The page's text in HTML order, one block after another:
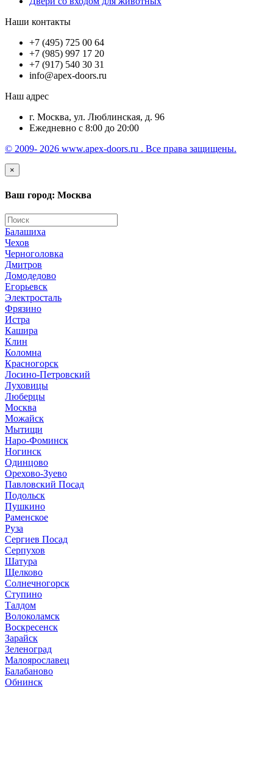
Наши контакты
+7 (495) 725 00 64
+7 (985) 997 17 20
+7 (917) 540 30 31
info@apex-doors.ru
Наш адрес
г. Москва, ул. Люблинская, д. 96
Ежедневно с 8:00 до 20:00
© 2009- 2026 www.apex-doors.ru . Все права защищены.
×
Ваш город: Москва
Балашиха
Чехов
Черноголовка
Дмитров
Домодедово
Егорьевск
Электросталь
Фрязино
Истра
Кашира
Клин
Коломна
Красногорск
Лосино-Петровский
Луховицы
Люберцы
Москва
Можайск
Мытищи
Наро-Фоминск
Ногинск
Одинцово
Орехово-Зуево
Павловский Посад
Подольск
Пушкино
Раменское
Руза
Сергиев Посад
Серпухов
Шатура
Щелково
Солнечногорск
Ступино
Талдом
Волоколамск
Воскресенск
Зарайск
Зеленоград
Малоярославец
Балабаново
Обнинск